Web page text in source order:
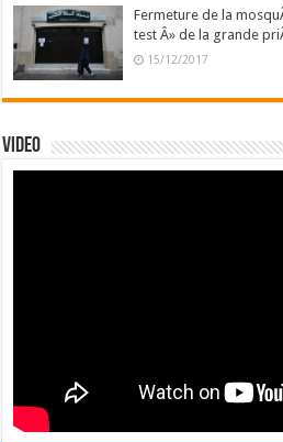
Fermeture de la
test Â» de la grande
15/12/2017
Video